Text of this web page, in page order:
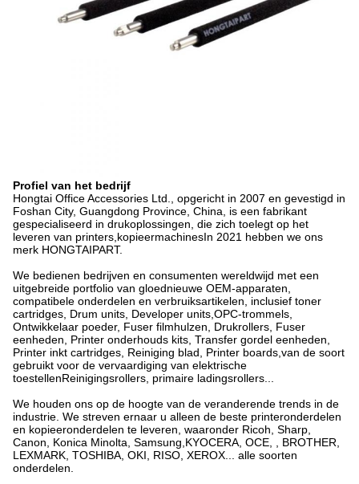
Profiel van het bedrijf
Hongtai Office Accessories Ltd., opgericht in 2007 en gevestigd in
Foshan City, Guangdong Province, China, is een fabrikant
gespecialiseerd in drukoplossingen, die zich toelegt op het
leveren van printers,kopieermachinesIn 2021 hebben we ons
merk HONGTAIPART.
We bedienen bedrijven en consumenten wereldwijd met een
uitgebreide portfolio van gloednieuwe OEM-apparaten,
compatibele onderdelen en verbruiksartikelen, inclusief toner
cartridges, Drum units, Developer units,OPC-trommels,
Ontwikkelaar poeder, Fuser filmhulzen, Drukrollers, Fuser
eenheden, Printer onderhouds kits, Transfer gordel eenheden,
Printer inkt cartridges, Reiniging blad, Printer boards,van de soort
gebruikt voor de vervaardiging van elektrische
toestellenReinigingsrollers, primaire ladingsrollers...
We houden ons op de hoogte van de veranderende trends in de
industrie. We streven ernaar u alleen de beste printeronderdelen
en kopieeronderdelen te leveren, waaronder Ricoh, Sharp,
Canon, Konica Minolta, Samsung,KYOCERA, OCE, , BROTHER,
LEXMARK, TOSHIBA, OKI, RISO, XEROX... alle soorten
onderdelen.